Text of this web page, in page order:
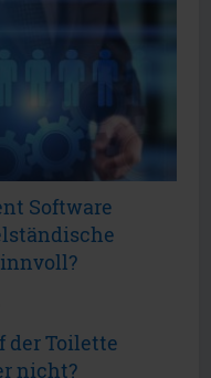
Software
der Toilette
nicht?